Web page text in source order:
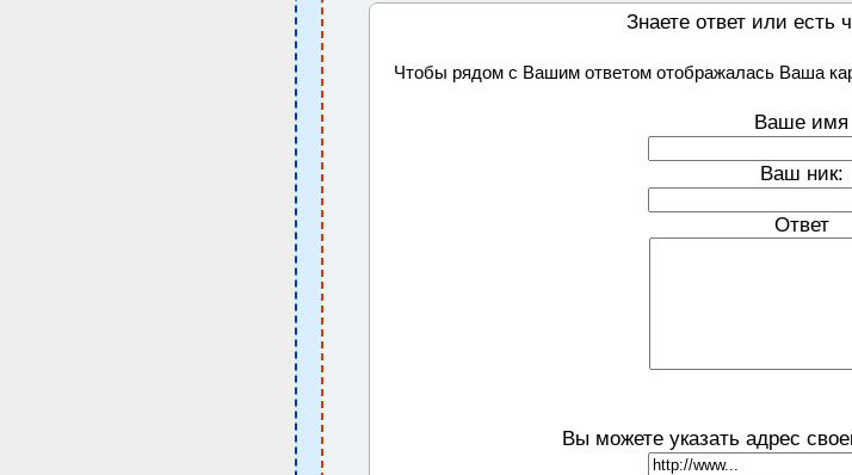
Знаете ответ или есть
Чтобы рядом с Вашим ответом отображалась Ваша
Ваше имя
Ваш ник:
Ответ
Вы можете указать адрес